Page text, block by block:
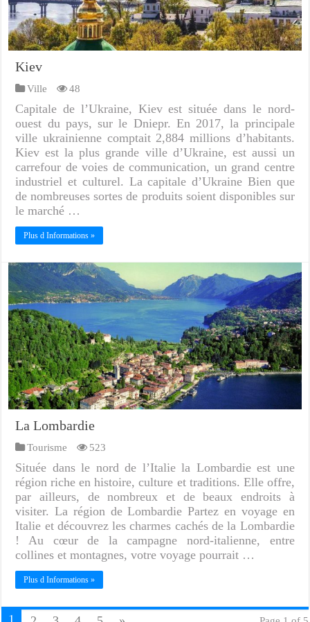
Kiev
Ville 48
Capitale de l’Ukraine, Kiev est située dans le nord-
ouest du pays, sur le Dniepr. En 2017, la principale
ville ukrainienne comptait 2,884 millions d’habitants.
Kiev est la plus grande ville d’Ukraine, est aussi un
carrefour de voies de communication, un grand centre
industriel et culturel. La capitale d’Ukraine Bien que
de nombreuses sortes de produits soient disponibles sur
le marché …
Plus d Informations »
La Lombardie
Tourisme 523
Située dans le nord de l’Italie la Lombardie est une
région riche en histoire, culture et traditions. Elle offre,
par ailleurs, de nombreux et de beaux endroits à
visiter. La région de Lombardie Partez en voyage en
Italie et découvrez les charmes cachés de la Lombardie
! Au cœur de la campagne nord-italienne, entre
collines et montagnes, votre voyage pourrait …
Plus d Informations »
1